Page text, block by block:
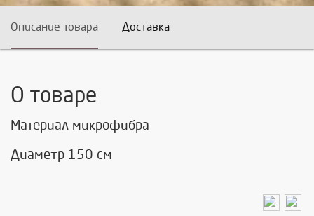
Описание товара Доставка
О товаре
Материал микрофибра
Диаметр 150 см